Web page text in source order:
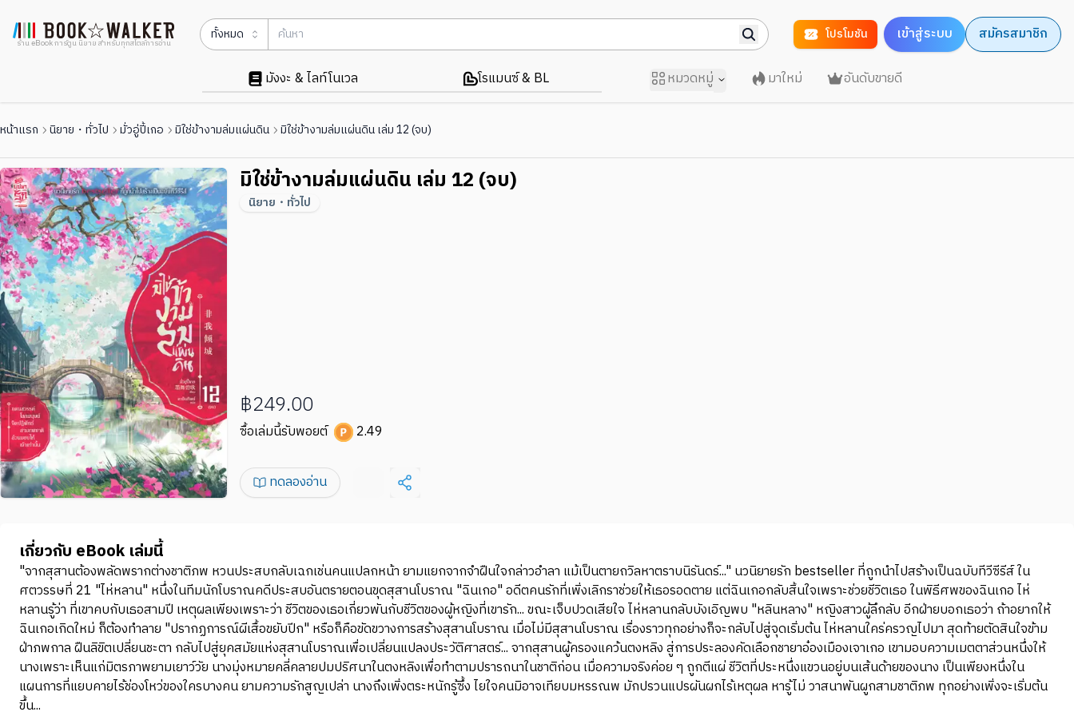
ร้าน eBook การ์ตูน นิยาย สำหรับทุกสไตล์การอ่าน
ทั้งหมด โปรโมชัน เข้าสู่ระบบ สมัครสมาชิก
มังงะ & ไลท์โนเวล โรแมนซ์ & BL หมวดหมู่ มาใหม่ อันดับขายดี
หน้าแรก นิยาย・ทั่วไป มั่วอู่ปี้เกอ มิใช่ข้างามล่มแผ่นดิน มิใช่ข้างามล่มแผ่นดิน เล่ม 12 (จบ)
มิใช่ข้างามล่มแผ่นดิน เล่ม 12 (จบ)
นิยาย・ทั่วไป
฿249.00
ซื้อเล่มนี้รับพอยต์ 2.49
ทดลองอ่าน
เกี่ยวกับ eBook เล่มนี้
"จากสุสานต้องพลัดพรากต่างชาติภพ หวนประสบกลับเฉกเช่นคนแปลกหน้า ยามแยกจากจำฝืนใจกล่าวอำลา แม้เป็นตายถวิลหาตราบนิรันดร์..." นวนิยายรัก bestseller ที่ถูกนำไปสร้างเป็นฉบับทีวีซีรีส์ ใน
ศตวรรษที่ 21 "ไห่หลาน" หนึ่งในทีมนักโบราณคดีประสบอันตรายตอนขุดสุสานโบราณ "ฉินเกอ" อดีตคนรักที่เพิ่งเลิกราช่วยให้เธอรอดตาย แต่ฉินเกอกลับสิ้นใจเพราะช่วยชีวิตเธอ ในพิธีศพของฉินเกอ ไห่
หลานรู้ว่า ที่เขาคบกับเธอสามปี เหตุผลเพียงเพราะว่า ชีวิตของเธอเกี่ยวพันกับชีวิตของผู้หญิงที่เขารัก... ขณะเจ็บปวดเสียใจ ไห่หลานกลับบังเอิญพบ "หลินหลาง" หญิงสาวผู้ลึกลับ อีกฝ่ายบอกเธอว่า ถ้าอยากให้
ฉินเกอเกิดใหม่ ก็ต้องทำลาย "ปรากฏการณ์ผีเสื้อขยับปีก" หรือก็คือขัดขวางการสร้างสุสานโบราณ เมื่อไม่มีสุสานโบราณ เรื่องราวทุกอย่างก็จะกลับไปสู่จุดเริ่มต้น ไห่หลานใคร่ครวญไปมา สุดท้ายตัดสินใจข้าม
ฝ่าภพกาล ฝืนลิขิตเปลี่ยนชะตา กลับไปสู่ยุคสมัยแห่งสุสานโบราณเพื่อเปลี่ยนแปลงประวัติศาสตร์... จากสุสานผู้ครองแคว้นตงหลิง สู่การประลองคัดเลือกชายาอ๋องเมืองเจาเกอ เขามอบความเมตตาส่วนหนึ่งให้
นางเพราะเห็นแก่มิตรภาพยามเยาว์วัย นางมุ่งหมายคลี่คลายปมปริศนาในตงหลิงเพื่อทำตามปรารถนาในชาติก่อน เมื่อความจริงค่อย ๆ ถูกตีแผ่ ชีวิตที่ประหนึ่งแขวนอยู่บนเส้นด้ายของนาง เป็นเพียงหนึ่งใน
แผนการที่แยบคายไร้ช่องโหว่ของใครบางคน ยามความรักสูญเปล่า นางถึงเพิ่งตระหนักรู้ซึ้ง ไยใจคนมิอาจเทียบมหรรณพ มักปรวนแปรผันผกไร้เหตุผล หารู้ไม่ วาสนาพันผูกสามชาติภพ ทุกอย่างเพิ่งจะเริ่มต้น
ขึ้น...